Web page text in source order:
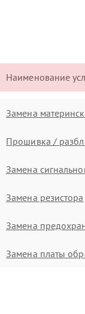
Наименование
Замена
Прошивка /
Замена
Замена резистора
Замена
Замена платы